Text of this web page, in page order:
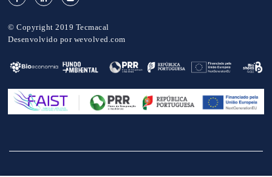
© Copyright 2019 Tecmacal
Desenvolvido por wevolved.com